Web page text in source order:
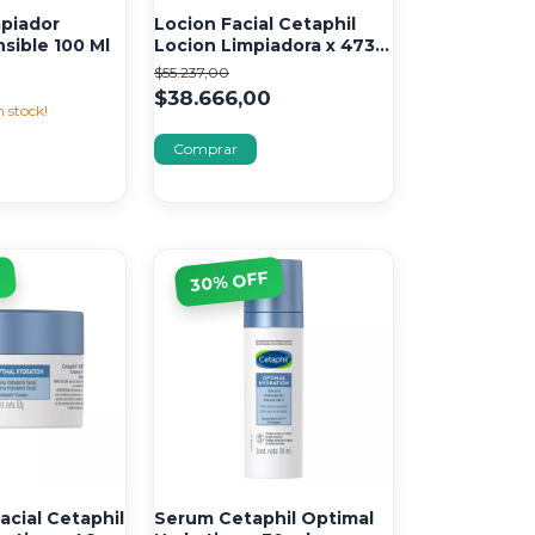
100 Ml
stock!
Locion Facial Cetaphil
Locion Limpiadora x 473
ml
$38.666,00
$55.237,00
Cetaphil
Serum Cetaphil Optimal
30% OFF